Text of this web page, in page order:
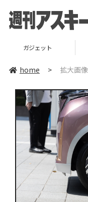
ガジェット
home > 拡大画像